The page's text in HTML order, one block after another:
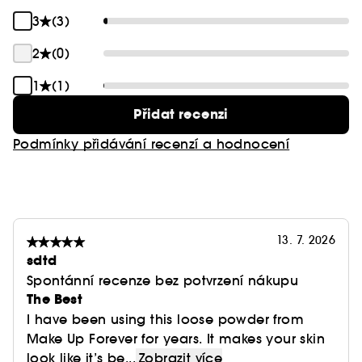
bez nežádoucích jevů: žádná silná vrstva, žádné
nežádoucí odlesky. Od rána do večera zcela
přirozeně zkrášluje vaši pleť a přináší dokonalost,
která s vámi projde všemi zkouškami.
štětcem 124 Kabuki Brush.
3
(3)
2
(0)
1
(1)
Přidat recenzi
Podmínky přidávání recenzí a hodnocení
13. 7. 2026
sdtd
Spontánní recenze bez potvrzení nákupu
The Best
I have been using this loose powder from
Make Up Forever for years. It makes your skin
look like it’s be... Zobrazit více